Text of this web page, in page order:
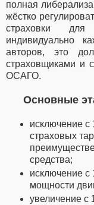
полная
жёстко
страховки для
индивидуально
авторов, это
страховщиками и
ОСАГО.
Основные
исключение с
страховых
средства;
исключение с
мощности
увеличение с